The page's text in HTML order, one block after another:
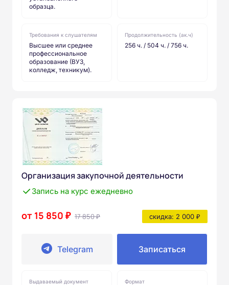
образца.
Требования к слушателям
Высшее или среднее
профессиональное
образование (ВУЗ,
колледж, техникум).
Продолжительность (ак.ч)
256 ч. / 504 ч. / 756 ч.
Организация закупочной деятельности
Запись на курс ежедневно
от 15 850 ₽ 17 850 ₽ скидка: 2 000 ₽
Telegram Записаться
Выдаваемый документ Формат